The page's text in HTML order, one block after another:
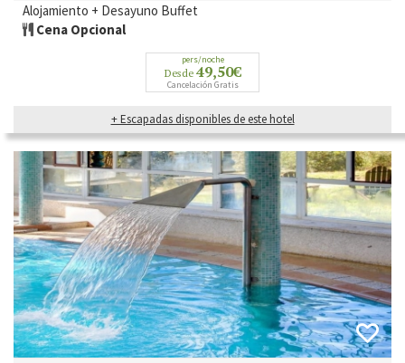
Alojamiento + Desayuno Buffet
Cena Opcional
pers/noche
Desde 49,50€
Cancelación Gratis
+ Escapadas disponibles de este hotel